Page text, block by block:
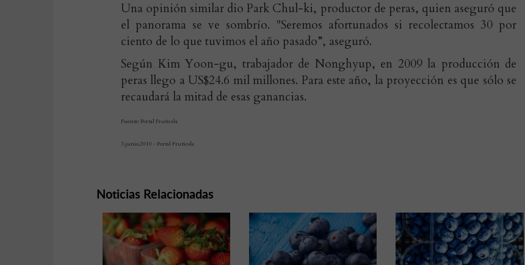
Una opinión similar dio Park Chul-ki, productor de peras, quien aseguró que
el panorama se ve sombrío. "Seremos afortunados si recolectamos 30 por
ciento de lo que tuvimos el año pasado”, aseguró.
Según Kim Yoon-gu, trabajador de Nonghyup, en 2009 la producción de
peras llego a US$24.6 mil millones. Para este año, la proyección es que sólo se
recaudará la mitad de esas ganancias.
Fuente: Portal Frutícola
3.junio.2010 - Portal Frutícola
Noticias Relacionadas